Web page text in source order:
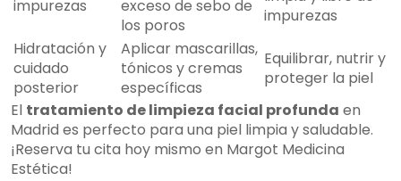
impurezas
exceso de sebo de
los poros
impurezas
Hidratación y
cuidado
posterior
Aplicar mascarillas,
tónicos y cremas
específicas
Equilibrar, nutrir y
proteger la piel
El tratamiento de limpieza facial profunda en
Madrid es perfecto para una piel limpia y saludable.
¡Reserva tu cita hoy mismo en Margot Medicina
Estética!